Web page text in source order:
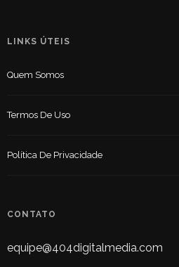
LINKS ÚTEIS
Quem Somos
Termos De Uso
Política De Privacidade
CONTATO
equipe@404digitalmedia.com